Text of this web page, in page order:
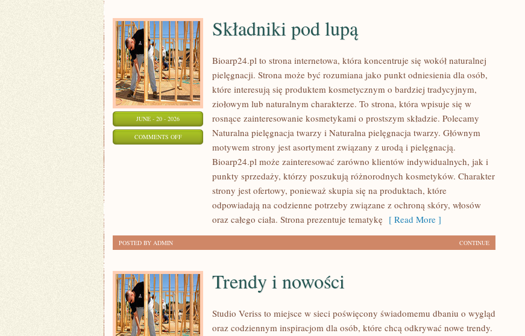
JUNE - 20 - 2026
COMMENTS OFFON
SKŁADNIKI
Składniki pod lupą
Bioarp24.pl to strona internetowa, która koncentruje się wokół naturalnej
pielęgnacji. Strona może być rozumiana jako punkt odniesienia dla osób,
które interesują się produktem kosmetycznym o bardziej tradycyjnym,
ziołowym lub naturalnym charakterze. To strona, która wpisuje się w
rosnące zainteresowanie kosmetykami o prostszym składzie. Polecamy
Naturalna pielęgnacja twarzy i Naturalna pielęgnacja twarzy. Głównym
motywem strony jest asortyment związany z urodą i pielęgnacją.
Bioarp24.pl może zainteresować zarówno klientów indywidualnych, jak i
punkty sprzedaży, którzy poszukują różnorodnych kosmetyków. Charakter
strony jest ofertowy, ponieważ skupia się na produktach, które
odpowiadają na codzienne potrzeby związane z ochroną skóry, włosów
oraz całego ciała. Strona prezentuje tematykę [ Read More ]
CONTINUE
POSTED BY ADMIN
Trendy i nowości
Studio Veriss to miejsce w sieci poświęcony świadomemu dbaniu o wygląd
oraz codziennym inspiracjom dla osób, które chcą odkrywać nowe trendy.